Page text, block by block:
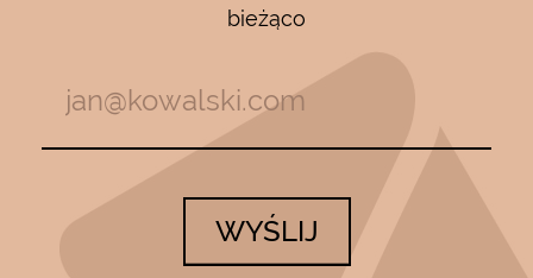
bieżąco
WYŚLIJ